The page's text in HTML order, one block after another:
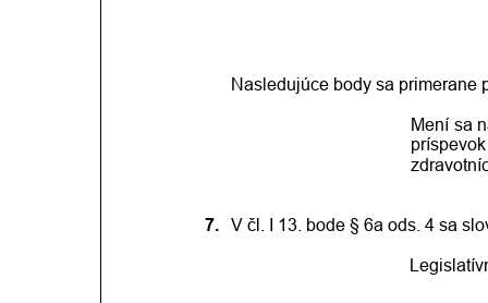
Nasledujúce body sa primerane
Mení sa
príspevok
7. V čl. I 13. bode § 6a ods. 4 sa